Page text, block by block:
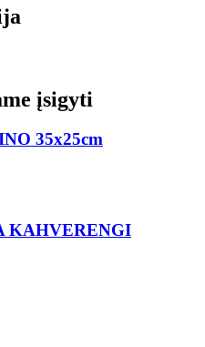
įsigyti
35x25cm
KAHVERENGI